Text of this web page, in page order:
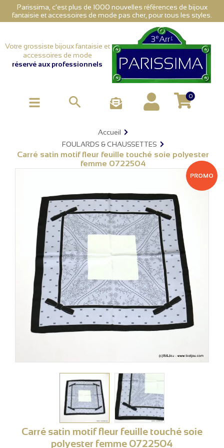
Parissima, c'est plus de 1000 nouvelles références de bijoux
fantaisie et accessoires de mode pas cher, pour tous les styles.
Votre grossiste bijoux fantaisie et
accessoires de mode
réservé aux professionnels
 0
Accueil
FOULARDS & CHAUSSETTES
Carré satin motif fleur feuille touché soie polyester
femme 0722504
PROMO
Carré satin motif fleur feuille touché soie
polyester femme 0722504